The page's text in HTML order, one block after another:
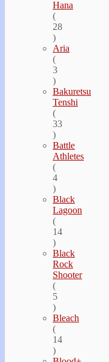
Hana
(
28
)
Aria
(
3
)
Bakuretsu
Tenshi
(
33
)
Battle
Athletes
(
4
)
Black
Lagoon
(
14
)
Black
Rock
Shooter
(
5
)
Bleach
(
14
)